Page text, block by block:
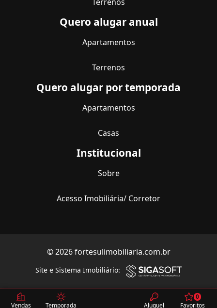
Quero alugar anual
Apartamentos
Terrenos
Quero alugar por temporada
Apartamentos
Casas
Institucional
Sobre
Acesso Imobiliária/ Corretor
© 2026 fortesulimobiliaria.com.br
Site e Sistema Imobiliário:
Vendas Temporada Aluguel
0
Favoritos